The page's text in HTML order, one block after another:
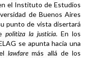
el Instituto de Estudios
de Buenos Aires
punto de vista disertará
politiza la justicia. En los
se apunta hacia una
ellawfaremás allá de los